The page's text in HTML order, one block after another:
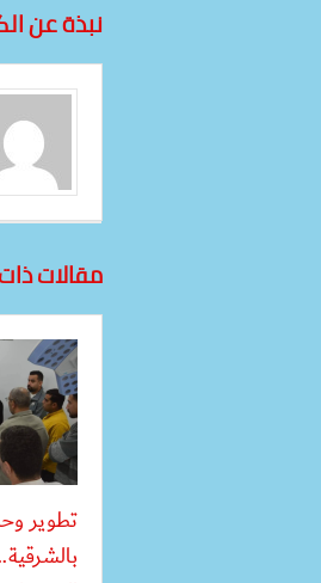
نبذة عن
مقالات
تطوير